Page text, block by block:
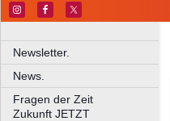
Newsletter.
News.
Fragen der Zeit
Zukunft JETZT